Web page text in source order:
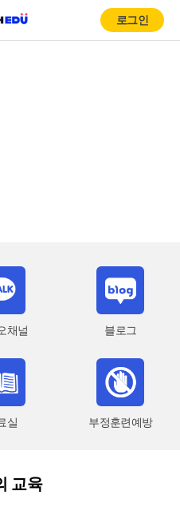
로그인
채널 블로그
실 부정훈련예방
교육